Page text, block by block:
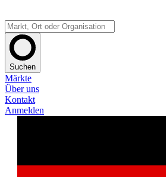
Suchen
Märkte
Über uns
Kontakt
Anmelden